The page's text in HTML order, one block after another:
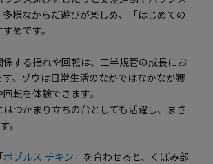
様なからだ遊びが楽しめ、「はじめての
めです。
する揺れや回転は、三半規管の成長にお
す。ゾウは日常生活のなかではなかなか獲
転を体験できます。
つかまり立ちの台としても活躍し、まさ
。
ボブルス チキン 」を合わせると、くぼみ部